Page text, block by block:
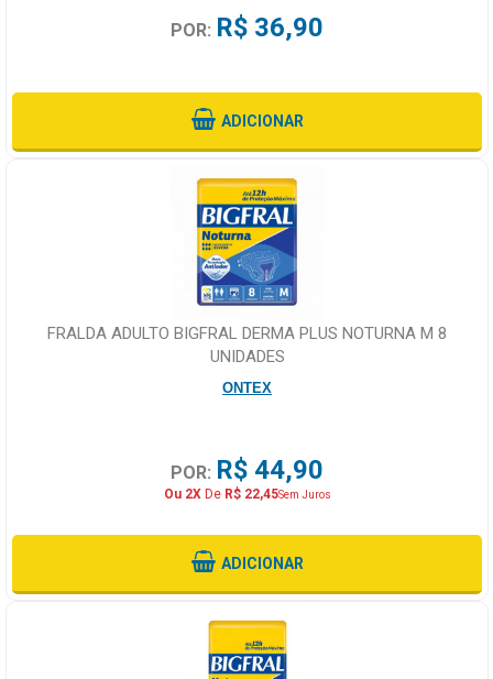
POR: R$ 36,90
ADICIONAR
FRALDA ADULTO BIGFRAL DERMA PLUS NOTURNA M 8
UNIDADES
ONTEX
POR: R$ 44,90
Ou 2XDe R$ 22,45Sem Juros
ADICIONAR